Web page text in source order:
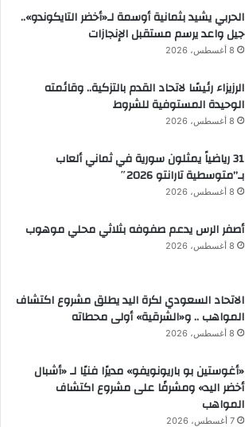
الحربي يشيد بثمانية أوسمة لـ«أخضر التايكوندو»..
جيل واعد يرسم مستقبل الإنجازات
8 أغسطس، 2026
الرزيزاء رئيسًا لاتحاد القدم بالتزكية.. وقائمته
الوحيدة المستوفية للشروط
8 أغسطس، 2026
31 رياضياً يمثلون سورية في ثماني ألعاب
بـ”متوسطية تارانتو 2026″
8 أغسطس، 2026
أصفر الرس يدعم صفوفه بثلاثي محلي موهوب
8 أغسطس، 2026
الاتحاد السعودي لكرة اليد يطلق مشروع اكتشاف
المواهب .. و«الشرقية» أولى محطاته
8 أغسطس، 2026
«أغوستين بو باريونويفو» مديرًا فنيًا لـ «أشبال
أخضر اليد» ومشرفًا على مشروع اكتشاف
المواهب
7 أغسطس، 2026